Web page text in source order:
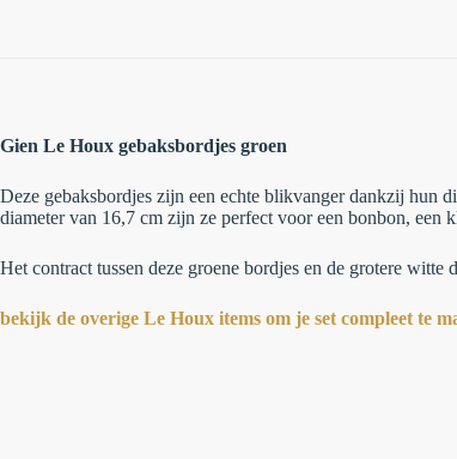
Gien Le Houx gebaksbordjes groen
Deze gebaksbordjes zijn een echte blikvanger dankzij hun
diameter van 16,7 cm zijn ze perfect voor een bonbon, een
Het contract tussen deze groene bordjes en de grotere
bekijk de overige Le Houx items om je set compleet te